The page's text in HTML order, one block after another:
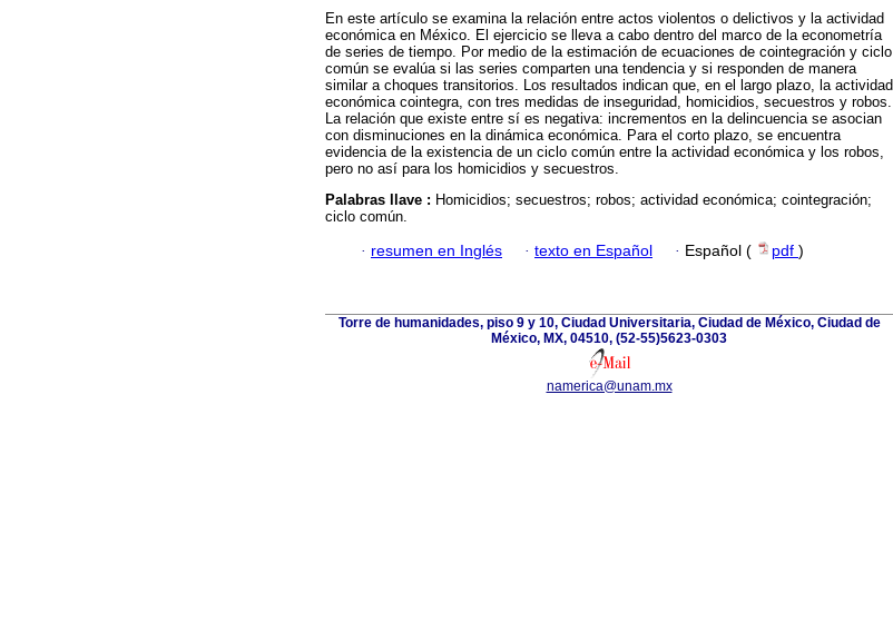
En este artículo se examina la relación entre actos violentos o delictivos y la actividad
económica en México. El ejercicio se lleva a cabo dentro del marco de la econometría
de series de tiempo. Por medio de la estimación de ecuaciones de cointegración y ciclo
común se evalúa si las series comparten una tendencia y si responden de manera
similar a choques transitorios. Los resultados indican que, en el largo plazo, la actividad
económica cointegra, con tres medidas de inseguridad, homicidios, secuestros y robos.
La relación que existe entre sí es negativa: incrementos en la delincuencia se asocian
con disminuciones en la dinámica económica. Para el corto plazo, se encuentra
evidencia de la existencia de un ciclo común entre la actividad económica y los robos,
pero no así para los homicidios y secuestros.
Palabras llave : Homicidios; secuestros; robos; actividad económica; cointegración;
ciclo común.
· resumen en Inglés · texto en Español · Español ( pdf )
Torre de humanidades, piso 9 y 10, Ciudad Universitaria, Ciudad de México, Ciudad de
México, MX, 04510, (52-55)5623-0303
namerica@unam.mx